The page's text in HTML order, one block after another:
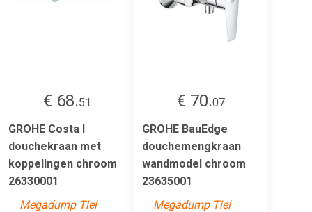
€ 68.51
GROHE Costa l
douchekraan met
koppelingen chroom
26330001
Megadump Tiel
€ 70.07
GROHE BauEdge
douchemengkraan
wandmodel chroom
23635001
Megadump Tiel